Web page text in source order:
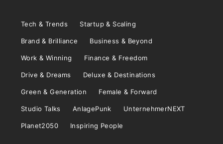
Tech & Trends Startup & Scaling
Brand & Brilliance Business & Beyond
Work & Winning Finance & Freedom
Drive & Dreams Deluxe & Destinations
Green & Generation Female & Forward
Studio Talks AnlagePunk UnternehmerNEXT
Planet2050 Inspiring People